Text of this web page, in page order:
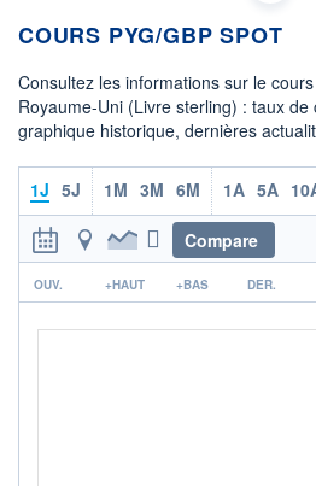
OUVERTURE
0,0001
0,0001
COTATION SPÉCIFIQUE
COURS PYG/GBP SPOT
Consultez les informations sur le
Royaume-Uni (Livre sterling) : taux de
graphique historique, dernières
1J 5J 1M 3M 6M 1A 5A
Compare
r
OUV. +HAUT +BAS DER.